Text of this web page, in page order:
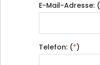
E-Mail-Adresse: (
Telefon: (*)